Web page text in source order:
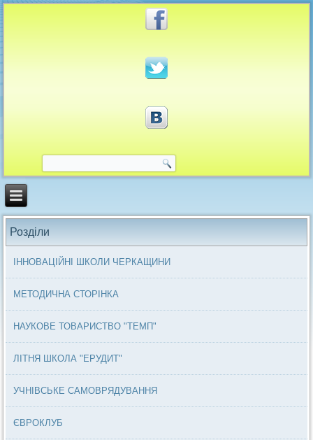
Розділи
ІННОВАЦІЙНІ ШКОЛИ ЧЕРКАЩИНИ
МЕТОДИЧНА СТОРІНКА
НАУКОВЕ ТОВАРИСТВО "ТЕМП"
ЛІТНЯ ШКОЛА "ЕРУДИТ"
УЧНІВСЬКЕ САМОВРЯДУВАННЯ
ЄВРОКЛУБ